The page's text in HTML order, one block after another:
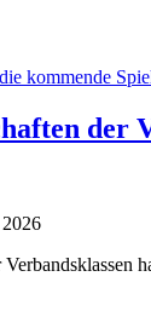
kommende
der